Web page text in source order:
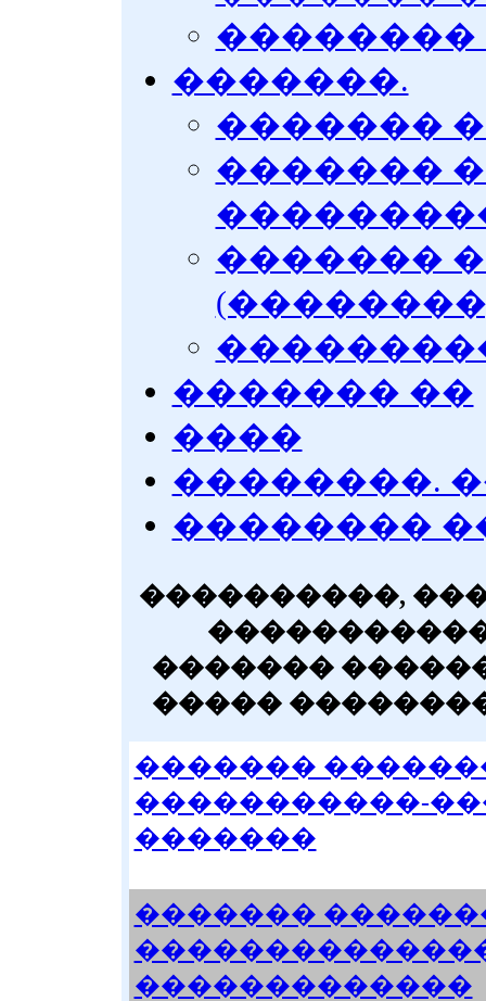
��������
�������.
�������
�������
�������
������� ��
����
��������.
��������
����������,
�������
�����
�������
�����������-
�������
�������
�������������